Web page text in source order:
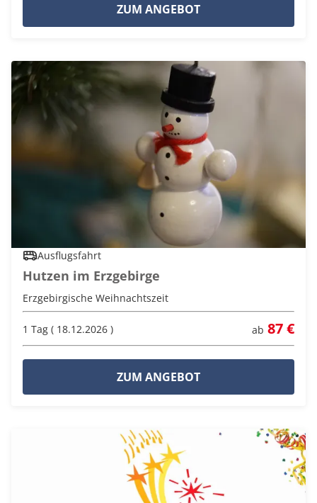
ZUM ANGEBOT
Ausflugsfahrt
Hutzen im Erzgebirge
Erzgebirgische Weihnachtszeit
1 Tag ( 18.12.2026 ) ab 87 €
ZUM ANGEBOT